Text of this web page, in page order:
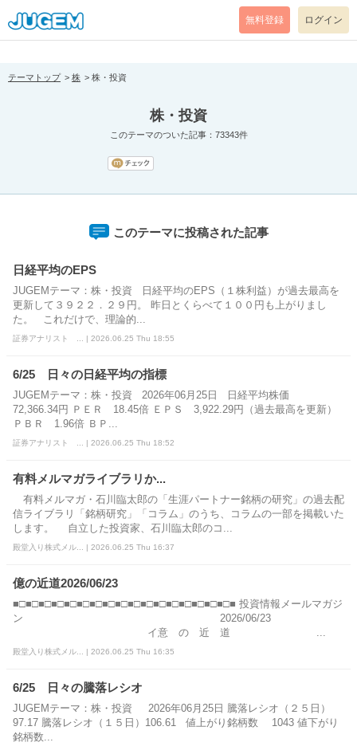
[pear_error: message="Success" code=0 mode=return level=notice
prefix="" info=""]
無料登録 ログイン
テーマトップ 株 株・投資
株・投資
このテーマのついた記事：73343件
このテーマに投稿された記事
日経平均のEPS
JUGEMテーマ：株・投資 日経平均のEPS（１株利益）が過去最高を
更新して３９２２．２９円。 昨日とくらべて１００円も上がりまし
た。 これだけで、理論的...
証券アナリスト ... | 2026.06.25 Thu 18:55
6/25 日々の日経平均の指標
JUGEMテーマ：株・投資 2026年06月25日 日経平均株価
72,366.34円 ＰＥＲ 18.45倍 ＥＰＳ 3,922.29円（過去最高を更新）
ＰＢＲ 1.96倍 ＢＰ...
証券アナリスト ... | 2026.06.25 Thu 18:52
有料メルマガライブラリか...
有料メルマガ・石川臨太郎の「生涯パートナー銘柄の研究」の過去配
信ライブラリ「銘柄研究」「コラム」のうち、コラムの一部を掲載いた
します。 自立した投資家、石川臨太郎のコ...
殿堂入り株式メル... | 2026.06.25 Thu 16:37
億の近道2026/06/23
■□■□■□■□■□■□■□■□■□■□■□■□■□■□■□■□■□■ 投資情報メールマガジ
ン 2026/06/23
イ意 の 近 道 ...
殿堂入り株式メル... | 2026.06.25 Thu 16:35
6/25 日々の騰落レシオ
JUGEMテーマ：株・投資 2026年06月25日 騰落レシオ（２５日）
97.17 騰落レシオ（１５日）106.61 値上がり銘柄数 1043 値下がり
銘柄数...